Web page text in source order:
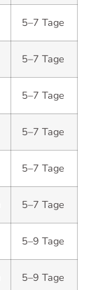
5–7 Tage
5–7 Tage
5–7 Tage
5–7 Tage
5–7 Tage
5–7 Tage
5–9 Tage
5–9 Tage